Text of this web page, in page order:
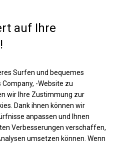
| 8x16 m
auf Ihre
Surfen und bequemes
-Website zu
wir Ihre Zustimmung zur
Dank ihnen können wir
anpassen und Ihnen
Verbesserungen verschaffen,
umsetzen können. Wenn